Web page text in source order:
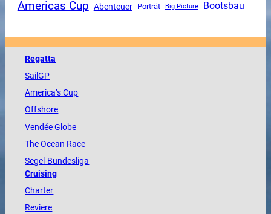
Americas Cup Abenteuer Porträt Big Picture Bootsbau
Regatta
SailGP
America’s Cup
Offshore
VendéeGlobe
TheOcean Race
Segel-Bundesliga
Cruising
Charter
Reviere